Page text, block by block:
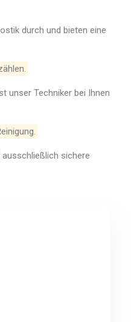
durch und bieten eine
unser Techniker bei Ihnen
sichere